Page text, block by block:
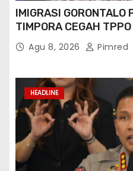
IMIGRASI GORONTALO
TIMPORA CEGAH
ORANG ASING DI
Agu 8, 2026 Pimred
HEADLINE